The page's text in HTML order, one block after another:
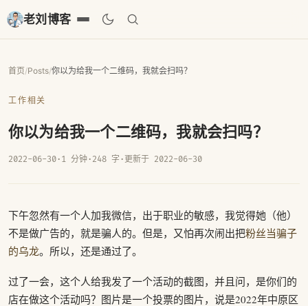
老刘博客
首页/Posts/你以为给我一个二维码，我就会扫吗？
工作相关
你以为给我一个二维码，我就会扫吗？
2022-06-30· 1 分钟· 248 字 · 更新于 2022-06-30
下午忽然有一个人加我微信，出于职业的敏感，我觉得她（他）
不是做广告的，就是骗人的。但是，又怕再次闹出把粉丝当骗子
的乌龙。所以，还是通过了。
过了一会，这个人给我发了一个活动的截图，并且问，是你们的
店在做这个活动吗？图片是一个投票的图片，说是2022年中原区